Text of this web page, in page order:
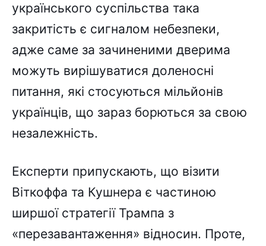
українського суспільства така
закритість є сигналом небезпеки,
адже саме за зачиненими дверима
можуть вирішуватися доленосні
питання, які стосуються мільйонів
українців, що зараз борються за свою
незалежність.
Експерти припускають, що візити
Віткоффа та Кушнера є частиною
ширшої стратегії Трампа з
«перезавантаження» відносин. Проте,